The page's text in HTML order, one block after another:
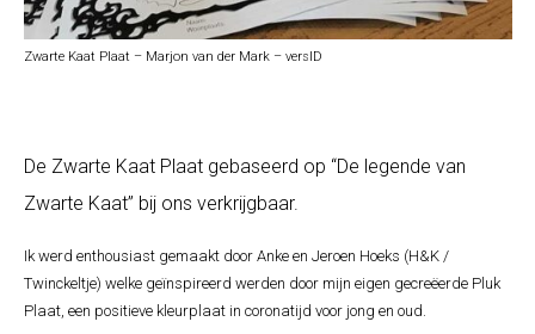
Zwarte Kaat Plaat – Marjon van der Mark – versID
De Zwarte Kaat Plaat gebaseerd op “De legende van
Zwarte Kaat” bij ons verkrijgbaar.
Ik werd enthousiast gemaakt door Anke en Jeroen Hoeks (H&K /
Twinckeltje) welke geïnspireerd werden door mijn eigen gecreëerde Pluk
Plaat, een positieve kleurplaat in coronatijd voor jong en oud.